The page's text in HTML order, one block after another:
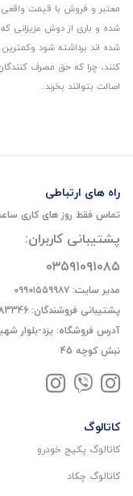
معتبر و فروش با قیمت واقعی
شده و باری از دوش عزیزانی
شده اند برداشته شود
کنند، چرا که حق مصرف
اصالت بتوانند بخرند..
راه های ارتباطی
تماس فقط روز های کاری ساعت
پشتیبانی کاربران:
۰۳۵۹۱۰۹۱۰۸۵
مدیر سایت: ۰۹۹۰۱۵۵۹۹۸۷
پشتیبانی فروشندگان: 09139683346
آدرس فروشگاه: یزد-بلوار
نبش کوچه 45
کاتالوگ
کاتالوگ پکیج خودرو
کاتالوگ چکاد